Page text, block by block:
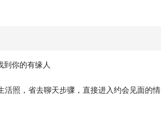
到你的有缘人
照，省去聊天步骤，直接进入约会见面的情